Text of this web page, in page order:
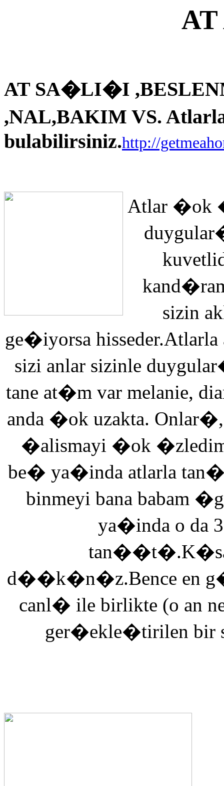
AT SA�LI�I
,NAL,BAKIM VS.
bulabilirsiniz.http://
Atlar �ok
sizin
ge�iyorsa
sizi anlar sizinle
tane at�m var melanie,
anda �ok uzakta.
�alismayi �ok
be� ya�inda atlarla
binmeyi bana babam
ya�inda o da
d��k�n�z.Bence en
canl� ile birlikte (o an
ger�ekle�tirilen bir